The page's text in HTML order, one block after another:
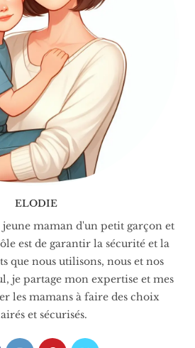
ELODIE
maman d'un petit garçon et
est de garantir la sécurité et la
que nous utilisons, nous et nos
je partage mon expertise et mes
les mamans à faire des choix
et sécurisés.